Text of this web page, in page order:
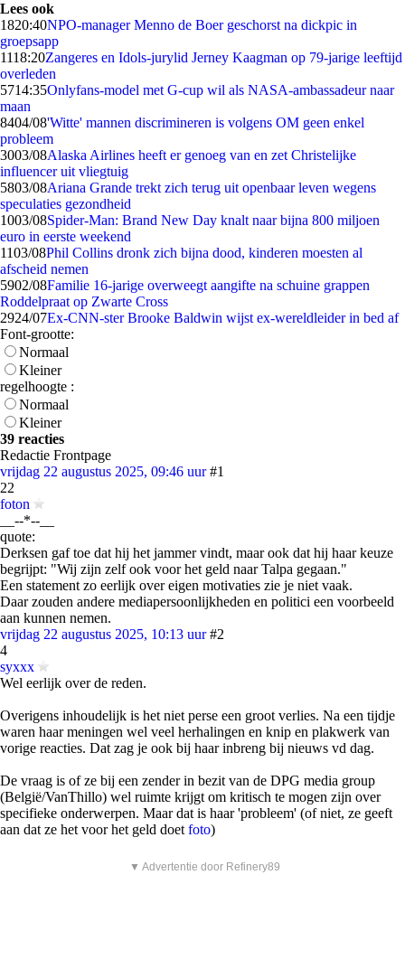
Lees ook
1820:40NPO-manager Menno de Boer geschorst na dickpic in
groepsapp
1118:20Zangeres en Idols-jurylid Jerney Kaagman op 79-jarige leeftijd
overleden
5714:35Onlyfans-model met G-cup wil als NASA-ambassadeur naar
maan
8404/08'Witte' mannen discrimineren is volgens OM geen enkel
probleem
3003/08Alaska Airlines heeft er genoeg van en zet Christelijke
influencer uit vliegtuig
5803/08Ariana Grande trekt zich terug uit openbaar leven wegens
speculaties gezondheid
1003/08Spider-Man: Brand New Day knalt naar bijna 800 miljoen
euro in eerste weekend
1103/08Phil Collins dronk zich bijna dood, kinderen moesten al
afscheid nemen
5902/08Familie 16-jarige overweegt aangifte na schuine grappen
Roddelpraat op Zwarte Cross
2924/07Ex-CNN-ster Brooke Baldwin wijst ex-wereldleider in bed af
Font-grootte:
Normaal
Kleiner
regelhoogte :
Normaal
Kleiner
39 reacties
Redactie Frontpage
vrijdag 22 augustus 2025, 09:46 uur #1
22
foton
__--*--__
quote:
Derksen gaf toe dat hij het jammer vindt, maar ook dat hij haar keuze
begrijpt: "Wij zijn zelf ook voor het geld naar Talpa gegaan."
Een statement zo eerlijk over eigen motivaties zie je niet vaak.
Daar zouden andere mediapersoonlijkheden en politici een voorbeeld
aan kunnen nemen.
vrijdag 22 augustus 2025, 10:13 uur #2
4
syxxx
Wel eerlijk over de reden.
Overigens inhoudelijk is het niet perse een groot verlies. Na een tijdje
waren haar meningen wel veel herhalingen en knip en plakwerk van
vorige reacties. Dat zag je ook bij haar inbreng bij nieuws vd dag.
De vraag is of ze bij een zender in bezit van de DPG media group
(België/VanThillo) wel ruimte krijgt om kritisch te mogen zijn over
specifieke onderwerpen. Maar dat is haar 'probleem' (of niet, ze geeft
aan dat ze het voor het geld doet foto)
▼ Advertentie door Refinery89